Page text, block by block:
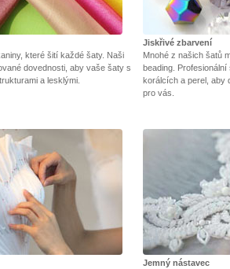
které šití každé šaty. Naši
dovednosti, aby vaše šaty s
a lesklými.
Jiskřivé zbarvení
Mnohé z našich šatů
beading.
korálcích a perel, aby
pro vás.
Jemný nástavec